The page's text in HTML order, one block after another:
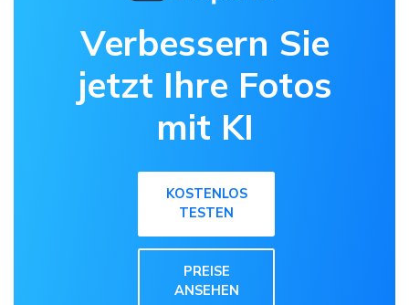
Verbessern Sie
jetzt Ihre Fotos
mit KI
KOSTENLOS
TESTEN
PREISE
ANSEHEN